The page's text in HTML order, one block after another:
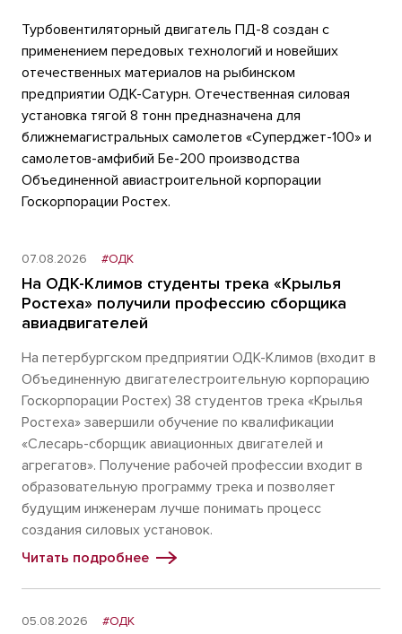
Турбовентиляторный двигатель ПД-8 создан с
применением передовых технологий и новейших
отечественных материалов на рыбинском
предприятии ОДК-Сатурн. Отечественная силовая
установка тягой 8 тонн предназначена для
ближнемагистральных самолетов «Суперджет-100» и
самолетов-амфибий Бе-200 производства
Объединенной авиастроительной корпорации
Госкорпорации Ростех.
07.08.2026 #ОДК
На ОДК-Климов студенты трека «Крылья
Ростеха» получили профессию сборщика
авиадвигателей
На петербургском предприятии ОДК-Климов (входит в
Объединенную двигателестроительную корпорацию
Госкорпорации Ростех) 38 студентов трека «Крылья
Ростеха» завершили обучение по квалификации
«Слесарь-сборщик авиационных двигателей и
агрегатов». Получение рабочей профессии входит в
образовательную программу трека и позволяет
будущим инженерам лучше понимать процесс
создания силовых установок.
Читать подробнее
05.08.2026 #ОДК